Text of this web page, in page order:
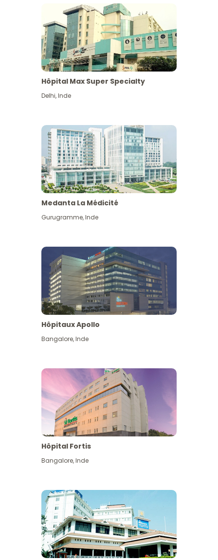
Hôpital Max Super Specialty
Delhi,Inde
Medanta La Médicité
Gurugramme,Inde
Hôpitaux Apollo
Bangalore,Inde
Hôpital Fortis
Bangalore,Inde